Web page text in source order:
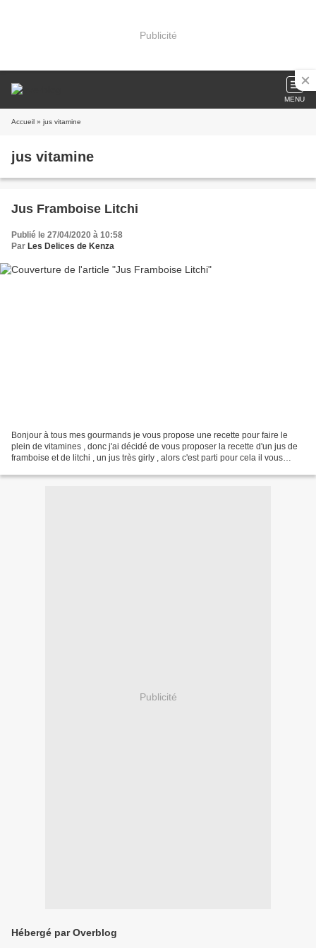
Publicité
MENU
Accueil » jus vitamine
jus vitamine
Jus Framboise Litchi
Publié le 27/04/2020 à 10:58
Par Les Delices de Kenza
Bonjour à tous mes gourmands je vous propose une recette pour faire le
plein de vitamines , donc j'ai décidé de vous proposer la recette d'un jus de
framboise et de litchi , un jus très girly , alors c'est parti pour cela il vous
Publicité
Hébergé par Overblog